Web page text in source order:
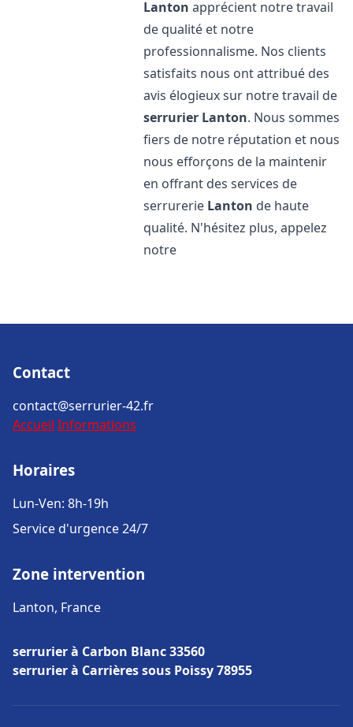
Lanton apprécient notre travail
de qualité et notre
professionnalisme. Nos clients
satisfaits nous ont attribué des
avis élogieux sur notre travail de
serrurier Lanton. Nous sommes
fiers de notre réputation et nous
nous efforçons de la maintenir
en offrant des services de
serrurerie Lanton de haute
qualité. N'hésitez plus, appelez
notre
Contact
contact@serrurier-42.fr
Accueil Informations
Horaires
Lun-Ven: 8h-19h
Service d'urgence 24/7
Zone intervention
Lanton, France
serrurier à Carbon Blanc 33560
serrurier à Carrières sous Poissy 78955